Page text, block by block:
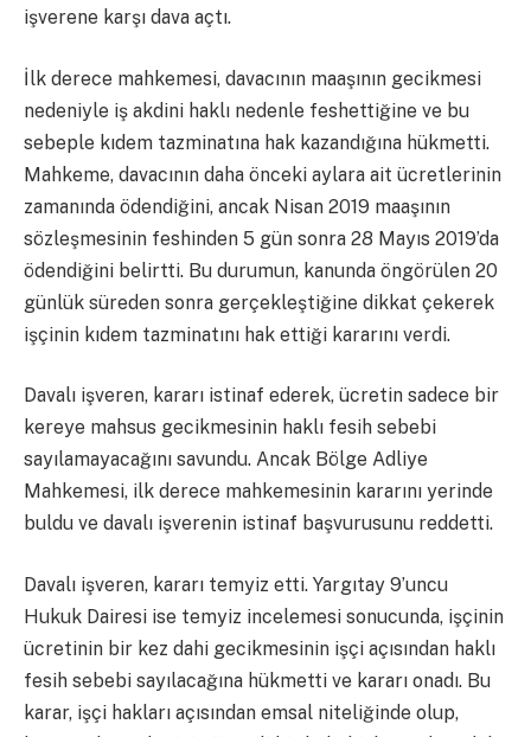
işverene karşı dava açtı.
İlk derece mahkemesi, davacının maaşının gecikmesi
nedeniyle iş akdini haklı nedenle feshettiğine ve bu
sebeple kıdem tazminatına hak kazandığına hükmetti.
Mahkeme, davacının daha önceki aylara ait ücretlerinin
zamanında ödendiğini, ancak Nisan 2019 maaşının
sözleşmesinin feshinden 5 gün sonra 28 Mayıs 2019’da
ödendiğini belirtti. Bu durumun, kanunda öngörülen 20
günlük süreden sonra gerçekleştiğine dikkat çekerek
işçinin kıdem tazminatını hak ettiği kararını verdi.
Davalı işveren, kararı istinaf ederek, ücretin sadece bir
kereye mahsus gecikmesinin haklı fesih sebebi
sayılamayacağını savundu. Ancak Bölge Adliye
Mahkemesi, ilk derece mahkemesinin kararını yerinde
buldu ve davalı işverenin istinaf başvurusunu reddetti.
Davalı işveren, kararı temyiz etti. Yargıtay 9’uncu
Hukuk Dairesi ise temyiz incelemesi sonucunda, işçinin
ücretinin bir kez dahi gecikmesinin işçi açısından haklı
fesih sebebi sayılacağına hükmetti ve kararı onadı. Bu
karar, işçi hakları açısından emsal niteliğinde olup,